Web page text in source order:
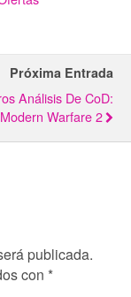
Próxima Entrada
Análisis De CoD:
Modern Warfare 2
publicada.
con *